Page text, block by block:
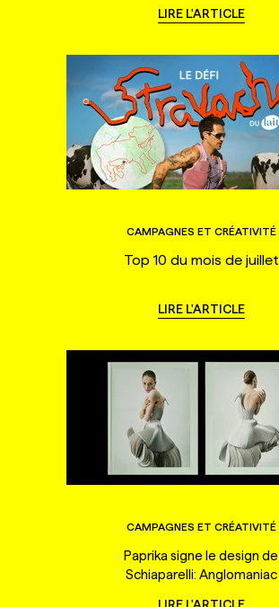
LIRE L'ARTICLE
CAMPAGNES ET CRÉATIVITÉ
Top 10 du mois de juillet
LIRE L'ARTICLE
CAMPAGNES ET CRÉATIVITÉ
Paprika signe le design de
Schiaparelli: Anglomaniac